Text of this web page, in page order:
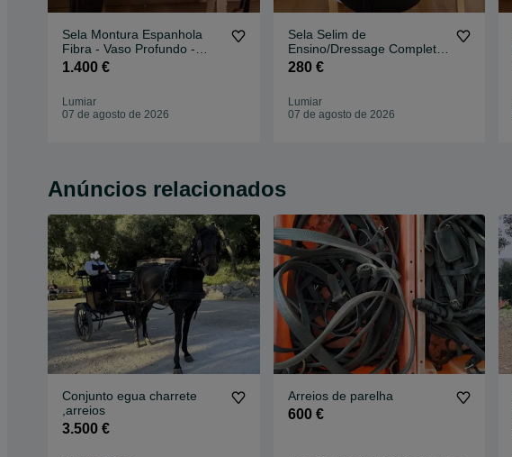
Sela Montura Espanhola
Fibra - Vaso Profundo -
Fabricamos Sob Medida
1.400 €
Lumiar
07 de agosto de 2026
Sela Selim de
Ensino/Dressage Completo
- Novo
280 €
Lumiar
07 de agosto de 2026
Anúncios relacionados
Conjunto egua charrete
,arreios
3.500 €
Arreios de parelha
600 €